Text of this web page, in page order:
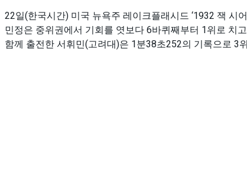
22일(한국시간) 미국 뉴욕주 레이크플래시드 ‘1932 잭 시
민정은 중위권에서 기회를 엿보다 6바퀴째부터 1위로 치
함께 출전한 서휘민(고려대)은 1분38초252의 기록으로 3